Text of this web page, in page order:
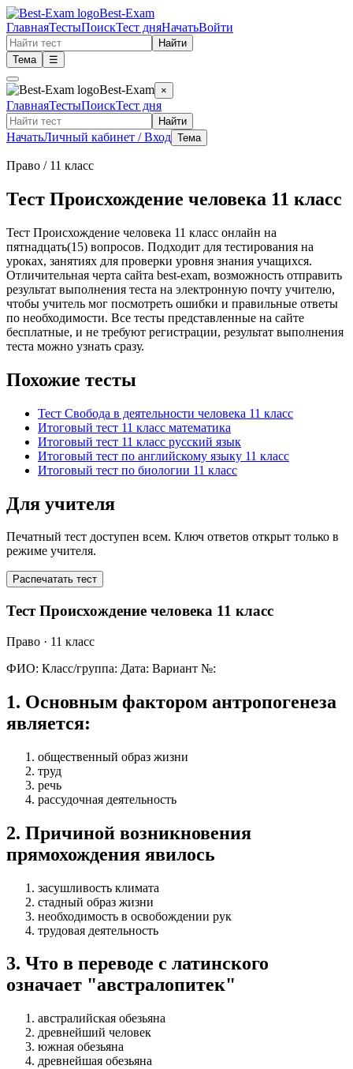
Best-Exam
ГлавнаяТестыПоискТест дняНачатьВойти
Найти
Тема
☰
Best-Exam ×
ГлавнаяТестыПоискТест дня
Найти
НачатьЛичный кабинет / Вход Тема
Право / 11 класс
Тест Происхождение человека 11 класс
Тест Происхождение человека 11 класс онлайн на
пятнадцать(15) вопросов. Подходит для тестирования на
уроках, занятиях для проверки уровня знания учащихся.
Отличительная черта сайта best-exam, возможность отправить
результат выполнения теста на электронную почту учителю,
чтобы учитель мог посмотреть ошибки и правильные ответы
по необходимости. Все тесты представленные на сайте
бесплатные, и не требуют регистрации, результат выполнения
теста можно узнать сразу.
Похожие тесты
Тест Свобода в деятельности человека 11 класс
Итоговый тест 11 класс математика
Итоговый тест 11 класс русский язык
Итоговый тест по английскому языку 11 класс
Итоговый тест по биологии 11 класс
Для учителя
Печатный тест доступен всем. Ключ ответов открыт только в
режиме учителя.
Распечатать тест
Тест Происхождение человека 11 класс
Право · 11 класс
ФИО: Класс/группа: Дата: Вариант №:
1. Основным фактором антропогенеза
является:
общественный образ жизни
труд
речь
рассудочная деятельность
2. Причиной возникновения
прямохождения явилось
засушливость климата
стадный образ жизни
необходимость в освобождении рук
трудовая деятельность
3. Что в переводе с латинского
означает "австралопитек"
австралийская обезьяна
древнейший человек
южная обезьяна
древнейшая обезьяна